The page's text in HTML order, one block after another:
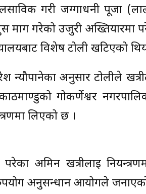
गरी जग्गाधनी पूर्जा
माग गरेको उजुरी अख्तियारमा
विशेष टोली खटिएको
न्यौपानेका अनुसार टोलीले
गोकर्णेश्वर
लिएको छ ।
अमिन खत्रीलाई
अनुसन्धान आयोगले